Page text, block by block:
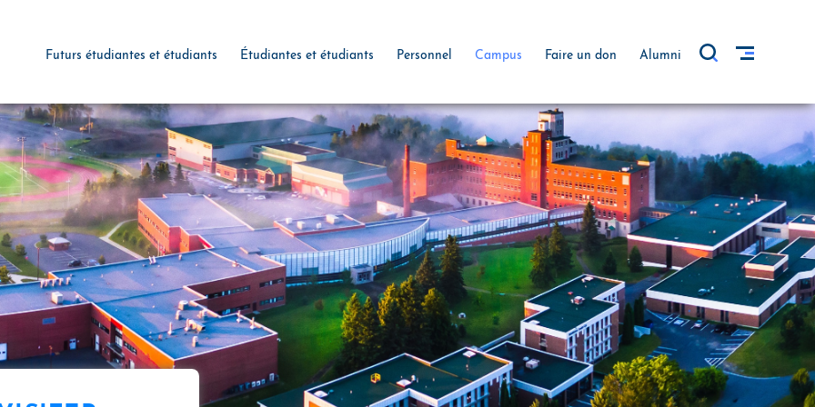
Futurs étudiantes et étudiants Étudiantes et étudiants Personnel Campus Faire un don Alumni